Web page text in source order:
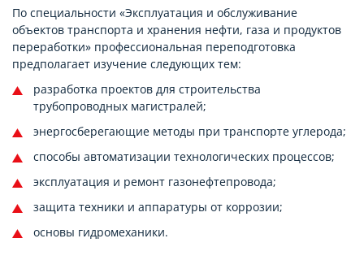
По специальности «Эксплуатация и обслуживание
объектов транспорта и хранения нефти, газа и продуктов
переработки» профессиональная переподготовка
предполагает изучение следующих тем:
разработка проектов для строительства
трубопроводных магистралей;
энергосберегающие методы при транспорте углерода;
способы автоматизации технологических процессов;
эксплуатация и ремонт газонефтепровода;
защита техники и аппаратуры от коррозии;
основы гидромеханики.